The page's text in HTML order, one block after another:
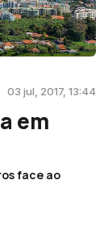
03 jul, 2017, 13:44
em
face ao